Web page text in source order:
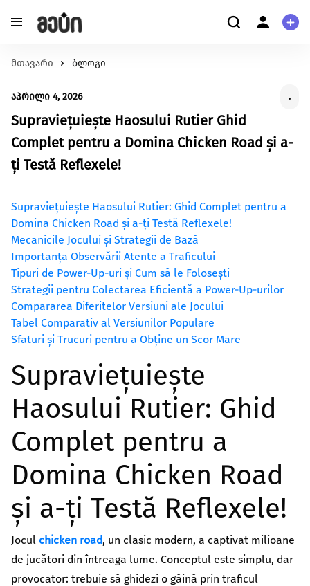
განათლება
ხელმისაწვდომობა
ჯანმრთელობა
შექმენი გარემო უკეთესი მენტალური და ფიზიკური
ჯანმრთელობისთვის.
გარემოს დაცვა
გარემოსდაცვით ინიციატივებს
სტარტაპი
გააძლიერე უნიკალური პროდუქტები და შექმენი
ინოვაციები.
ცხოველებზე ზრუნვა
იზრუნე ცხოველების უკეთეს გარემოზე
კულტურა/ხელოვნება
შექმენი კულტურულ სივრცეები, განავითარე
კრეატიულობა შენს თემში
გაეცი მეტი
თქვენი მხარდაჭერით შევძლებთ მეტი
ცვლილებისა და მეტი განვითარების
უზრუნველყოფას
ყველა ინიციატივა
ჩვენ შესახებ
მომხმარებელი
კითხვა-პასუხი
პერსონალური ინფორმაცია
მეტი ჩვენზე
შესახებ
წაიკითხე მეტი
მთავარი ბლოგი
Supraviețuiește Haosului Rutier Ghid
Complet pentru a Domina Chicken Road și a-
ți Testă Reflexele!
აპრილი 4, 2026 .
Supraviețuiește Haosului Rutier: Ghid Complet pentru a
Domina Chicken Road și a-ți Testă Reflexele!
Mecanicile Jocului și Strategii de Bază
Importanța Observării Atente a Traficului
Tipuri de Power-Up-uri și Cum să le Folosești
Strategii pentru Colectarea Eficientă a Power-Up-urilor
Compararea Diferitelor Versiuni ale Jocului
Tabel Comparativ al Versiunilor Populare
Sfaturi și Trucuri pentru a Obține un Scor Mare
Supraviețuiește
Haosului Rutier: Ghid
Complet pentru a
Domina Chicken Road
și a-ți Testă Reflexele!
Jocul chicken road, un clasic modern, a captivat milioane
de jucători din întreaga lume. Conceptul este simplu, dar
provocator: trebuie să ghidezi o găină prin traficul